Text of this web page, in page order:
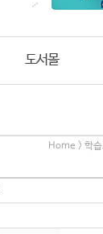
도서몰
Home > 학습